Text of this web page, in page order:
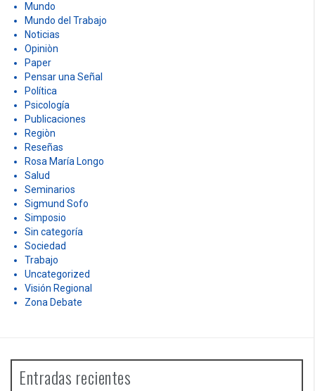
Mundo
Mundo del Trabajo
Noticias
Opiniòn
Paper
Pensar una Señal
Política
Psicología
Publicaciones
Regiòn
Reseñas
Rosa María Longo
Salud
Seminarios
Sigmund Sofo
Simposio
Sin categoría
Sociedad
Trabajo
Uncategorized
Visión Regional
Zona Debate
Entradas recientes